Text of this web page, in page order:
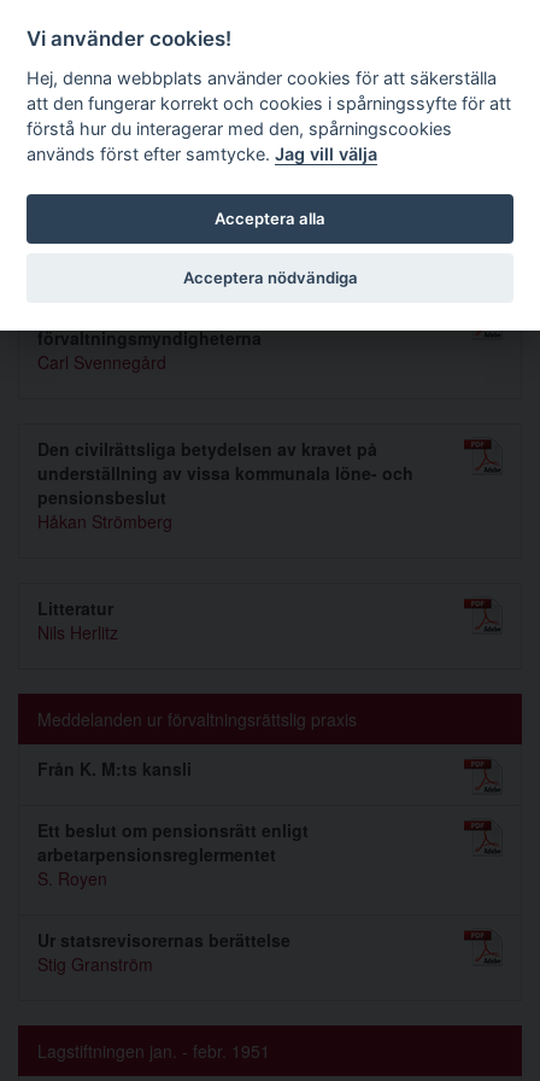
Förvaltningsrättslig tidskrift
Sök
Nummer 1951 2
förvaltningsmyndigheterna
Carl Svennegård
Den civilrättsliga betydelsen av kravet på
underställning av vissa kommunala löne- och
pensionsbeslut
Håkan Strömberg
Litteratur
Nils Herlitz
Meddelanden ur förvaltningsrättslig praxis
Från K. M:ts kansli
Ett beslut om pensionsrätt enligt
arbetarpensionsreglermentet
S. Royen
Ur statsrevisorernas berättelse
Stig Granström
Lagstiftningen jan. - febr. 1951
Vi använder cookies!
Hej, denna webbplats använder cookies för att säkerställa
att den fungerar korrekt och cookies i spårningssyfte för att
förstå hur du interagerar med den, spårningscookies
används först efter samtycke.Jag vill välja
Acceptera alla
Acceptera nödvändiga